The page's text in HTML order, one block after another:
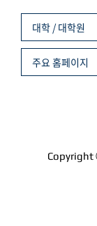
Copyright
대학 / 대학원
주요 홈페이지